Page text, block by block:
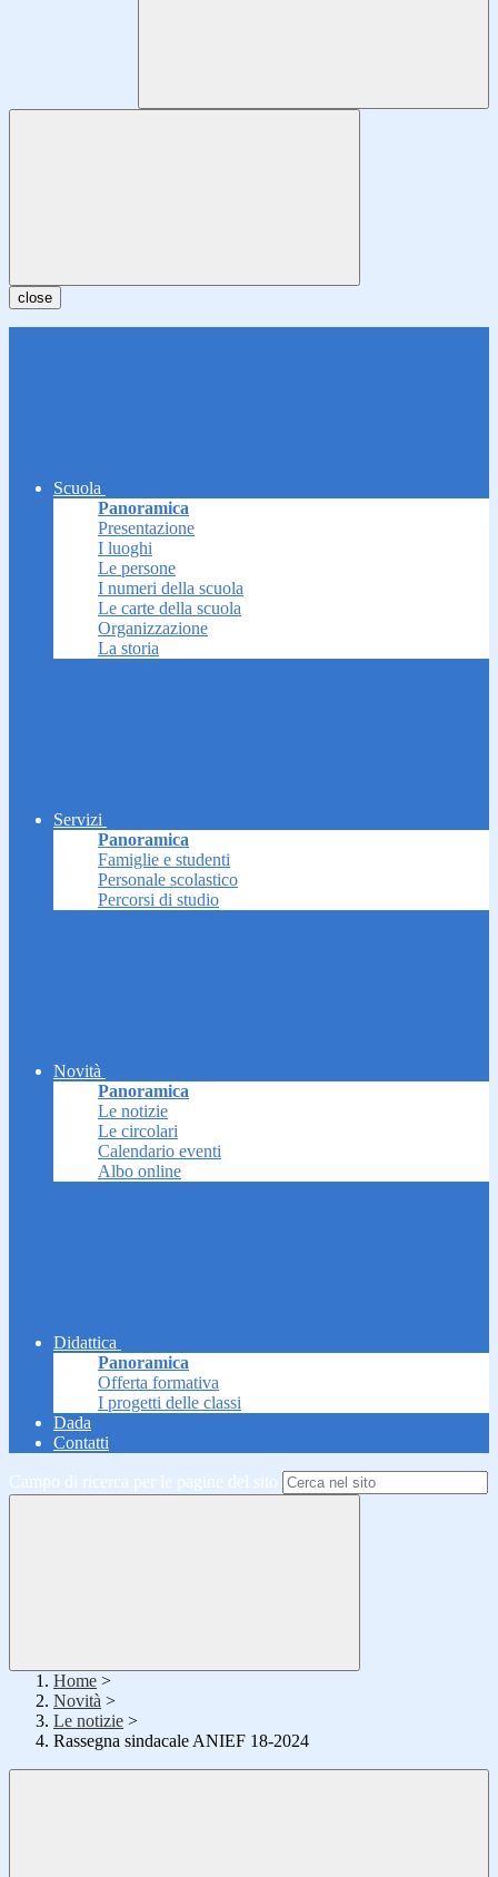
close
Scuola
Panoramica
Presentazione
I luoghi
Le persone
I numeri della scuola
Le carte della scuola
Organizzazione
La storia
Servizi
Panoramica
Famiglie e studenti
Personale scolastico
Percorsi di studio
Novità
Panoramica
Le notizie
Le circolari
Calendario eventi
Albo online
Didattica
Panoramica
Offerta formativa
I progetti delle classi
Dada
Contatti
Campo di ricerca per le pagine del sito
Home >
Novità >
Le notizie >
Rassegna sindacale ANIEF 18-2024